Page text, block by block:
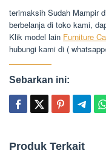
terimaksih Sudah Mampir
berbelanja di toko kami,
Klik model lain Furniture
hubungi kami di (
Sebarkan ini:
Produk Terkait